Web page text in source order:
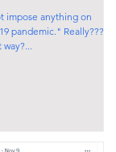
impose anything on
pandemic." Really???